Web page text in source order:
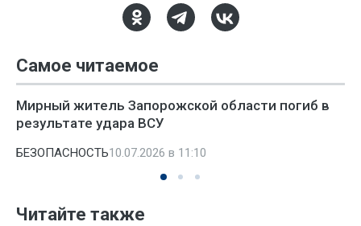
Самое читаемое
Мирный житель Запорожской области погиб в
результате удара ВСУ
БЕЗОПАСНОСТЬ10.07.2026 в 11:10
Читайте также